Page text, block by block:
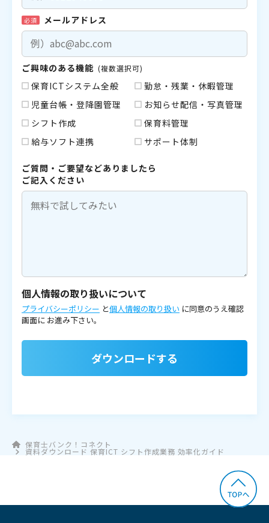
必須 メールアドレス
ご興味のある機能 (複数選択可)
保育ICTシステム全般
勤怠・残業・休暇管理
児童台帳・登降園管理
お知らせ配信・写真管理
シフト作成
保育料管理
給与ソフト連携
サポート体制
ご質問・ご要望などありましたら
ご記入ください
個人情報の取り扱いについて
プライバシーポリシー と個人情報の取り扱い に同意のうえ確認
画面に お進み下さい。
ダウンロードする
保育士バンク！コネクト
資料ダウンロード 保育ICT シフト作成業務 効率化ガイド